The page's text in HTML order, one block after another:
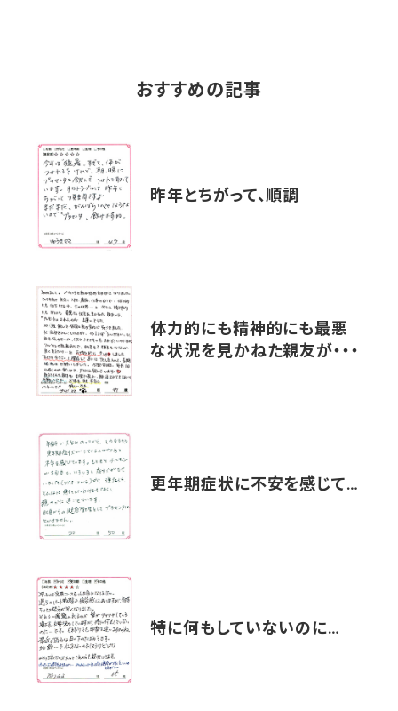
おすすめの記事
昨年とちがって、順調
体力的にも精神的にも最悪
な状況を見かねた親友が・・・
更年期症状に不安を感じて…
特に何もしていないのに…